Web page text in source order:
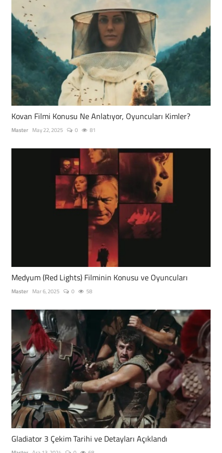
Kovan Filmi Konusu Ne Anlatıyor, Oyuncuları Kimler?
Master May 22, 2025 0 81
Medyum (Red Lights) Filminin Konusu ve Oyuncuları
Master Mar 6, 2025 0 58
Gladiator 3 Çekim Tarihi ve Detayları Açıklandı